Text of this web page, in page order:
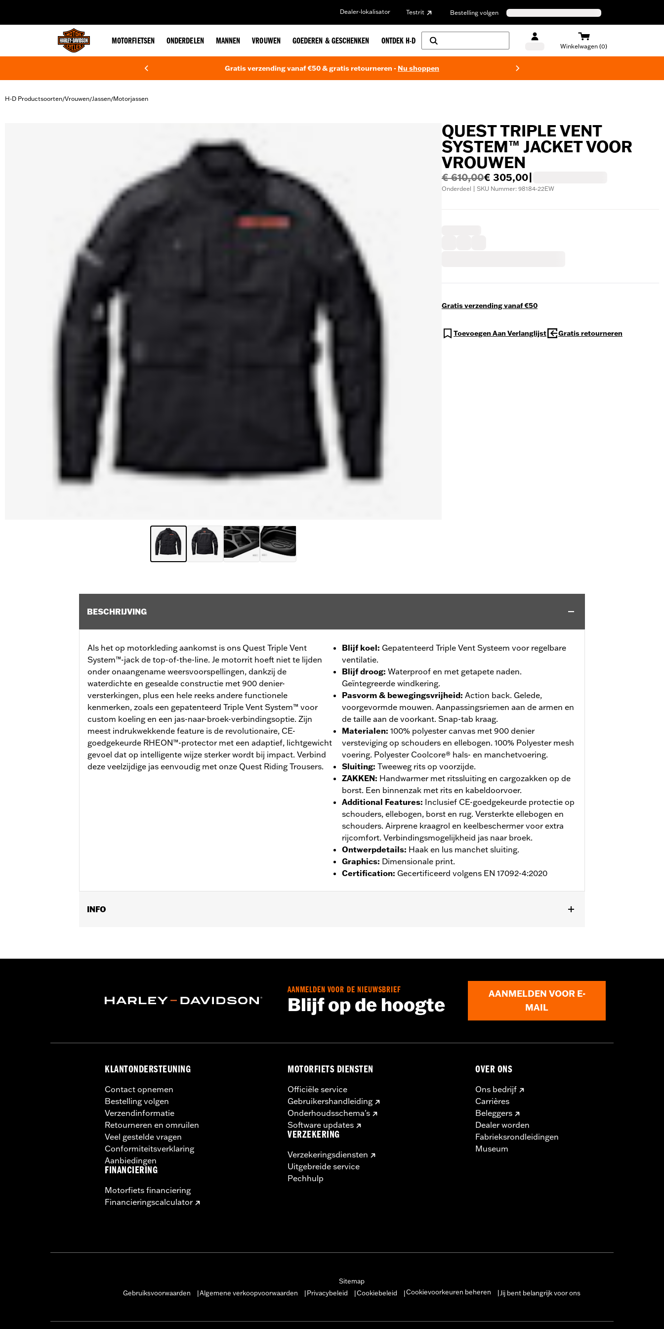
Dealer-lokalisator Testrit Bestelling volgen
MOTORFIETSEN ONDERDELEN MANNEN VROUWEN GOEDEREN & GESCHENKEN ONTDEK H-D
Winkelwagen (0)
Gratis verzending vanaf €50 & gratis retourneren - Nu shoppen
H-D Productsoorten/Vrouwen/Jassen/Motorjassen
QUEST TRIPLE VENT
SYSTEM™ JACKET VOOR
VROUWEN
€ 610,00€ 305,00
Onderdeel | SKU Nummer: 98184-22EW
Gratis verzending vanaf €50
Toevoegen Aan Verlanglijst Gratis retourneren
BESCHRIJVING
Als het op motorkleding aankomst is ons Quest Triple Vent
System™-jack de top-of-the-line. Je motorrit hoeft niet te lijden
onder onaangename weersvoorspellingen, dankzij de
waterdichte en gesealde constructie met 900 denier-
versterkingen, plus een hele reeks andere functionele
kenmerken, zoals een gepatenteerd Triple Vent System™ voor
custom koeling en een jas-naar-broek-verbindingsoptie. Zijn
meest indrukwekkende feature is de revolutionaire, CE-
goedgekeurde RHEON™-protector met een adaptief, lichtgewicht
gevoel dat op intelligente wijze sterker wordt bij impact. Verbind
deze veelzijdige jas eenvoudig met onze Quest Riding Trousers.
Blijf koel: Gepatenteerd Triple Vent Systeem voor regelbare
ventilatie.
Blijf droog: Waterproof en met getapete naden.
Geïntegreerde windkering.
Pasvorm & bewegingsvrijheid: Action back. Gelede,
voorgevormde mouwen. Aanpassingsriemen aan de armen en
de taille aan de voorkant. Snap-tab kraag.
Materialen: 100% polyester canvas met 900 denier
versteviging op schouders en ellebogen. 100% Polyester mesh
voering. Polyester Coolcore® hals- en manchetvoering.
Sluiting: Tweeweg rits op voorzijde.
ZAKKEN: Handwarmer met ritssluiting en cargozakken op de
borst. Een binnenzak met rits en kabeldoorvoer.
Additional Features: Inclusief CE-goedgekeurde protectie op
schouders, ellebogen, borst en rug. Versterkte ellebogen en
schouders. Airprene kraagrol en keelbeschermer voor extra
rijcomfort. Verbindingsmogelijkheid jas naar broek.
Ontwerpdetails: Haak en lus manchet sluiting.
Graphics: Dimensionale print.
Certification: Gecertificeerd volgens EN 17092-4:2020
INFO
op voorzijde,Ritszakken,Binnenrits,Lichaamsprotectoren inbegrepen
Herkomst:Geïmporteerd
AANMELDEN VOOR DE NIEUWSBRIEF
Blijf op de hoogte
AANMELDEN VOOR E-
MAIL
KLANTONDERSTEUNING
Contact opnemen
Bestelling volgen
Verzendinformatie
Retourneren en omruilen
Veel gestelde vragen
Conformiteitsverklaring
Aanbiedingen
FINANCIERING
Motorfiets financiering
Financieringscalculator
MOTORFIETS DIENSTEN
Officiële service
Gebruikershandleiding
Onderhoudsschema's
Software updates
VERZEKERING
Verzekeringsdiensten
Uitgebreide service
Pechhulp
OVER ONS
Ons bedrijf
Carrières
Beleggers
Dealer worden
Fabrieksrondleidingen
Museum
Sitemap
Gebruiksvoorwaarden
Algemene verkoopvoorwaarden Privacybeleid Cookiebeleid Cookievoorkeuren beheren Jij bent belangrijk voor ons